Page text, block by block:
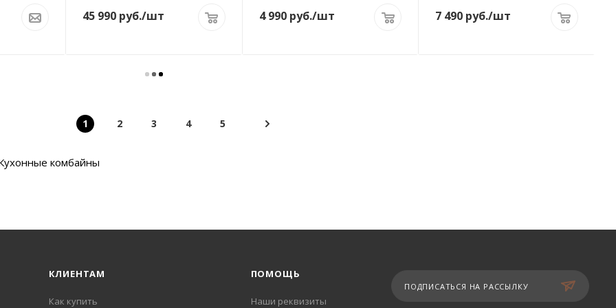
45 990 руб./шт 4 990руб./шт 7 490 руб./шт
1 2 3 4 5
комбайны
КЛИЕНТАМ
Как купить
ПОМОЩЬ
Наши реквизиты
ПОДПИСАТЬСЯ НА РАССЫЛКУ